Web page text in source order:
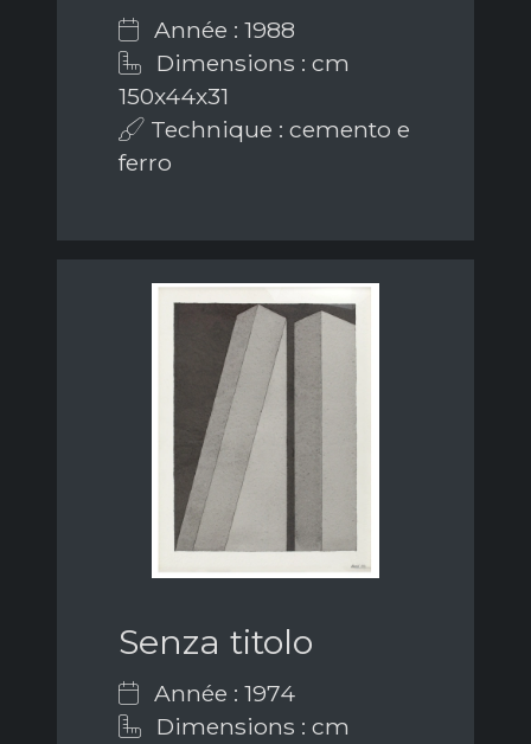
Année : 1988
Dimensions : cm
150x44x31
Technique : cemento e
ferro
Senza titolo
Année : 1974
Dimensions : cm